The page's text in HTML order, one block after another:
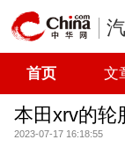
首页 文
本田xrv的轮
2023-07-17 16:18:55